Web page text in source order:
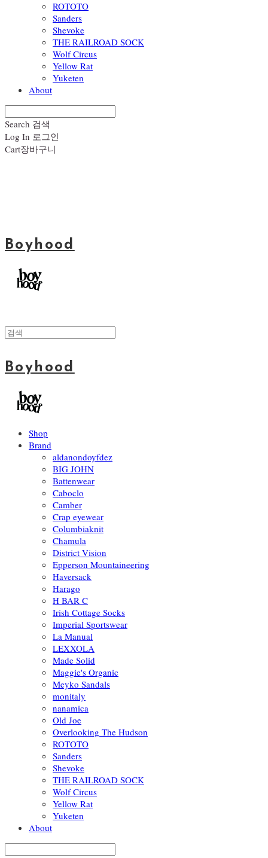
ROTOTO
Sanders
Shevoke
THE RAILROAD SOCK
Wolf Circus
Yellow Rat
Yuketen
About
Search 검색
Log In 로그인
Cart장바구니
Boyhood
Boyhood
Shop
Brand
aldanondoyfdez
BIG JOHN
Battenwear
Caboclo
Camber
Crap eyewear
Columbiaknit
Chamula
District Vision
Epperson Mountaineering
Haversack
Harago
H BAR C
Irish Cottage Socks
Imperial Sportswear
La Manual
LEXXOLA
Made Solid
Maggie's Organic
Meyko Sandals
monitaly
nanamica
Old Joe
Overlooking The Hudson
ROTOTO
Sanders
Shevoke
THE RAILROAD SOCK
Wolf Circus
Yellow Rat
Yuketen
About